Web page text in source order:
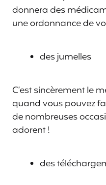
donnera des
une ordonnance de
des jumelles
C’est sincèrement le
quand vous pouvez
de nombreuses
adorent !
des